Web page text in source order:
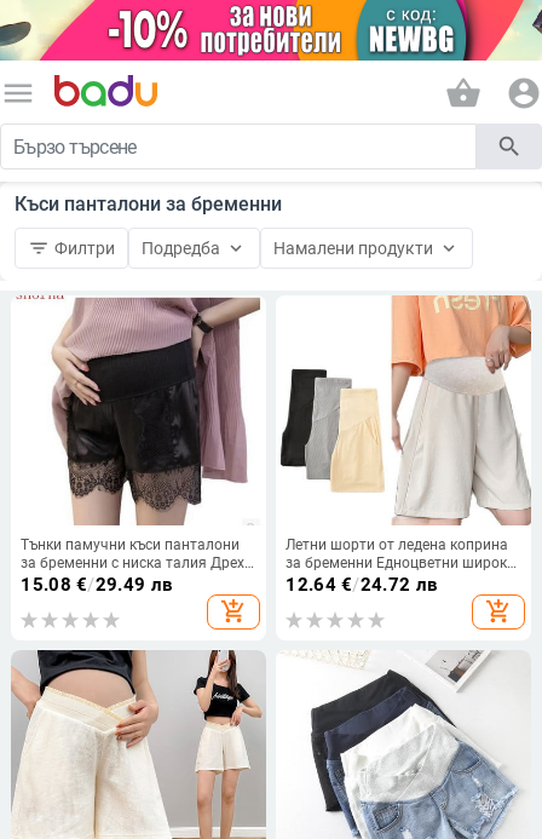
menu shopping_basket account_circle
search
Къси панталони за бременни
filter_list Филтри Подредба keyboard_arrow_down Намалени продукти keyboard_arrow_down
Тънки памучни къси панталони
за бременни с ниска талия Дрехи
за бременни къси панталони за
бременни бременни дънкови
шорти летни
15.08 €/29.49 лв
add_shopping_cart
Летни шорти от ледена коприна
за бременни Едноцветни широки
крачоли с висока талия
Бременни дамски панталони на
корема Бременни панталони
12.64€/24.72 лв
add_shopping_cart